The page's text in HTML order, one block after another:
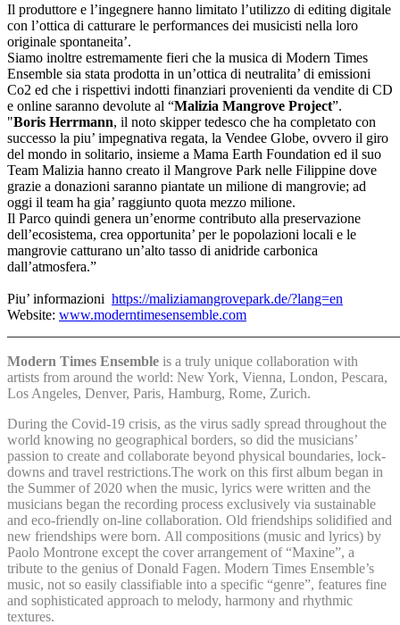
Il produttore e l’ingegnere hanno limitato l’utilizzo di editing digitale
con l’ottica di catturare le performances dei musicisti nella loro
originale spontaneita’.
Siamo inoltre estremamente fieri che la musica di Modern Times
Ensemble sia stata prodotta in un’ottica di neutralita’ di emissioni
Co2 ed che i rispettivi indotti finanziari provenienti da vendite di CD
e online saranno devolute al “Malizia Mangrove Project”.
"Boris Herrmann, il noto skipper tedesco che ha completato con
successo la piu’ impegnativa regata, la Vendee Globe, ovvero il giro
del mondo in solitario, insieme a Mama Earth Foundation ed il suo
Team Malizia hanno creato il Mangrove Park nelle Filippine dove
grazie a donazioni saranno piantate un milione di mangrovie; ad
oggi il team ha gia’ raggiunto quota mezzo milione.
Il Parco quindi genera un’enorme contributo alla preservazione
dell’ecosistema, crea opportunita’ per le popolazioni locali e le
mangrovie catturano un’alto tasso di anidride carbonica
dall’atmosfera.”
Piu’ informazioni https://maliziamangrovepark.de/?lang=en
Website: www.moderntimesensemble.com
Modern Times Ensemble is a truly unique collaboration with
artists from around the world: New York, Vienna, London, Pescara,
Los Angeles, Denver, Paris, Hamburg, Rome, Zurich.
During the Covid-19 crisis, as the virus sadly spread throughout the
world knowing no geographical borders, so did the musicians’
passion to create and collaborate beyond physical boundaries, lock-
downs and travel restrictions.The work on this first album began in
the Summer of 2020 when the music, lyrics were written and the
musicians began the recording process exclusively via sustainable
and eco-friendly on-line collaboration. Old friendships solidified and
new friendships were born. All compositions (music and lyrics) by
Paolo Montrone except the cover arrangement of “Maxine”, a
tribute to the genius of Donald Fagen. Modern Times Ensemble’s
music, not so easily classifiable into a specific “genre”, features fine
and sophisticated approach to melody, harmony and rhythmic
textures.